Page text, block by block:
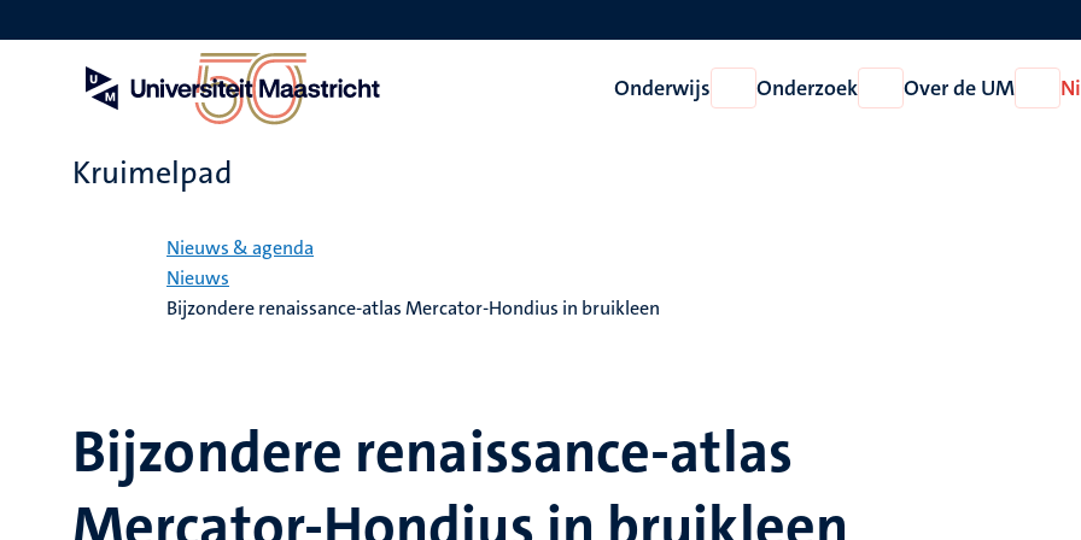
en
Onderwijs
Open
Onderwijs
Onderzoek
Open
Onderzoek
Over de UM
Open
Over
Kruimelpad
Nieuws & agenda
Nieuws
Bijzondere renaissance-atlas Mercator-Hondius in bruikleen
Bijzondere renaissance-atlas